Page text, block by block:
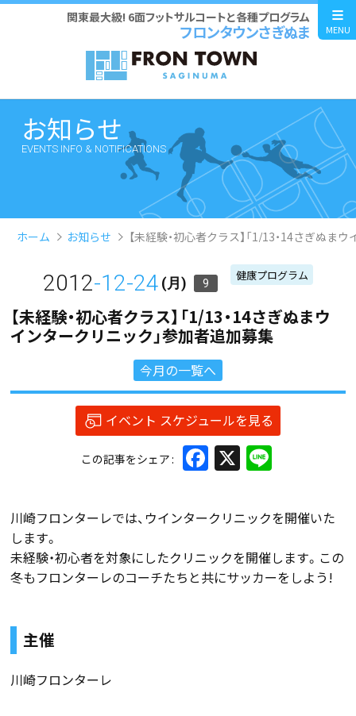
関東最大級! 6面フットサルコートと各種プログラム
フロンタウンさぎぬま MENU
お知らせ
EVENTS INFO & NOTIFICATIONS
ホーム お知らせ 【未経験・初心者クラス】「1/13・14さぎぬま
2012-12-24 (月) 9
健康プログラム
【未経験・初心者クラス】「1/13・14さぎぬまウ
インタークリニック」参加者追加募集
今月の一覧へ
イベント スケジュールを見る
この記事をシェア Facebook
X
川崎フロンターレでは、ウインタークリニックを開催いた
します。
未経験・初心者を対象にしたクリニックを開催します。この
冬もフロンターレのコーチたちと共にサッカーをしよう!
主催
川崎フロンターレ